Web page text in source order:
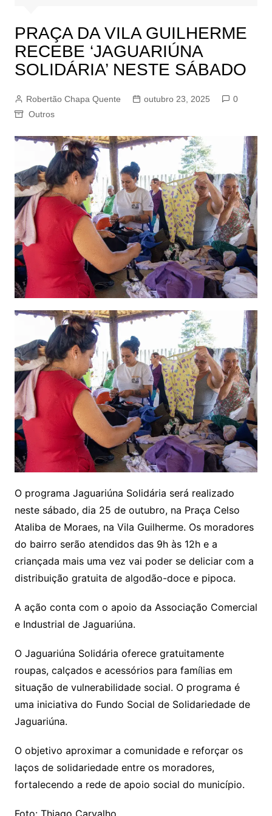
PRAÇA DA VILA GUILHERME
RECEBE ‘JAGUARIÚNA
SOLIDÁRIA’ NESTE SÁBADO
Robertão Chapa Quente outubro 23, 2025
0
Outros
O programa Jaguariúna Solidária será realizado
neste sábado, dia 25 de outubro, na Praça Celso
Ataliba de Moraes, na Vila Guilherme. Os moradores
do bairro serão atendidos das 9h às 12h e a
criançada mais uma vez vai poder se deliciar com a
distribuição gratuita de algodão-doce e pipoca.
A ação conta com o apoio da Associação Comercial
e Industrial de Jaguariúna.
O Jaguariúna Solidária oferece gratuitamente
roupas, calçados e acessórios para famílias em
situação de vulnerabilidade social. O programa é
uma iniciativa do Fundo Social de Solidariedade de
Jaguariúna.
O objetivo aproximar a comunidade e reforçar os
laços de solidariedade entre os moradores,
fortalecendo a rede de apoio social do município.
Foto: Thiago Carvalho